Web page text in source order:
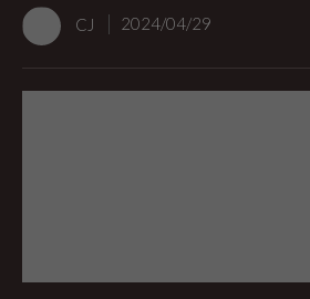
CJ 2024/04/29